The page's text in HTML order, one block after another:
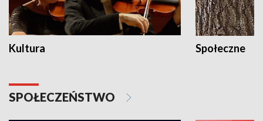
Kultura Społeczne
SPOŁECZEŃSTWO